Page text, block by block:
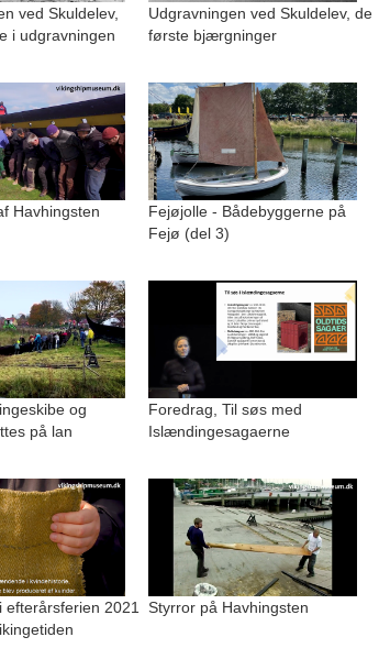
ved Skuldelev,
i udgravningen
Udgravningen ved Skuldelev, de
første bjærgninger
Havhingsten
Fejøjolle - Bådebyggerne på
Fejø (del 3)
og
på lan
Foredrag, Til søs med
Islændingesagaerne
efterårsferien 2021
Styrror på Havhingsten